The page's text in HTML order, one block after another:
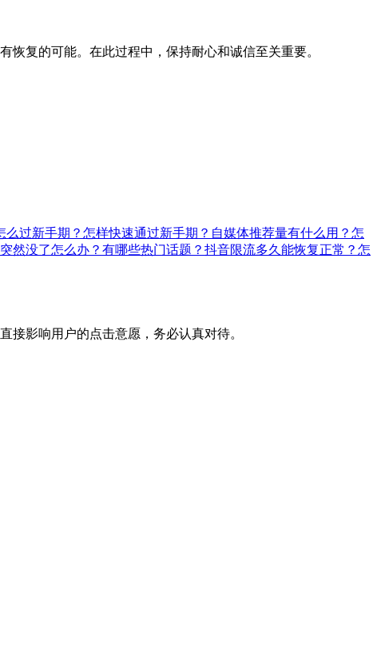
复的可能。在此过程中，保持耐心和诚信至关重要。
么过新手期？怎样快速通过新手期？ 自媒体推荐量有什么用？怎
然没了怎么办？有哪些热门话题？ 抖音限流多久能恢复正常？怎
接影响用户的点击意愿，务必认真对待。